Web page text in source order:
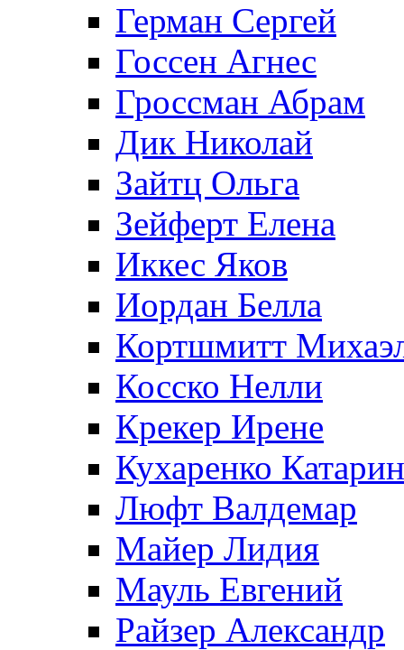
Герман Сергей
Госсен Агнес
Гроссман Абрам
Дик Николай
Зайтц Ольга
Зейферт Елена
Иккес Яков
Иордан Белла
Кортшмитт
Косско Нелли
Крекер Ирене
Кухаренко
Люфт Валдемaр
Майер Лидия
Мауль Евгений
Райзер Александр